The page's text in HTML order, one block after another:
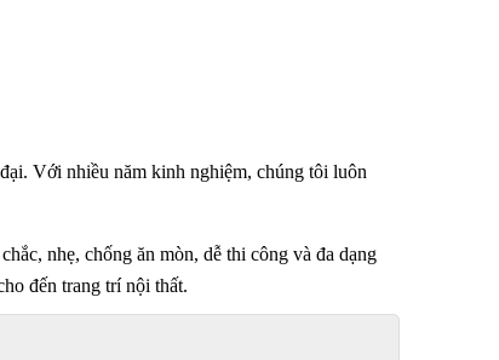
Với nhiều năm kinh nghiệm, chúng tôi luôn
nhẹ, chống ăn mòn, dễ thi công và đa dạng
đến trang trí nội thất.